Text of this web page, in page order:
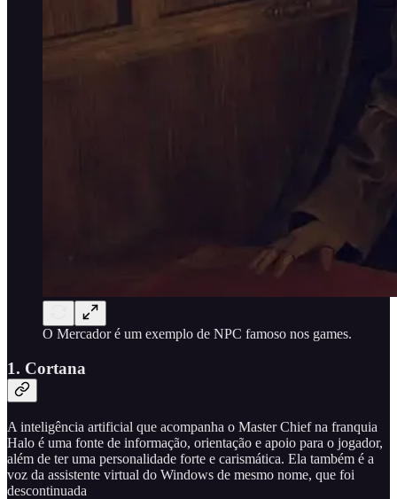
O Mercador é um exemplo de NPC famoso nos games.
1. Cortana
A inteligência artificial que acompanha o Master Chief na franquia
Halo é uma fonte de informação, orientação e apoio para o jogador,
além de ter uma personalidade forte e carismática. Ela também é a
voz da assistente virtual do Windows de mesmo nome, que foi
descontinuada